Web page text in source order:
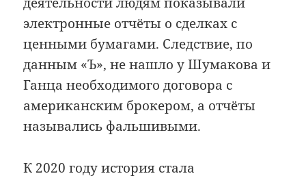
электронные отчёты о сделках с
ценными бумагами. Следствие, по
данным «Ъ», не нашло у Шумакова и
Ганца необходимого договора с
американским брокером, а отчёты
назывались фальшивыми.
К 2020 году история стала